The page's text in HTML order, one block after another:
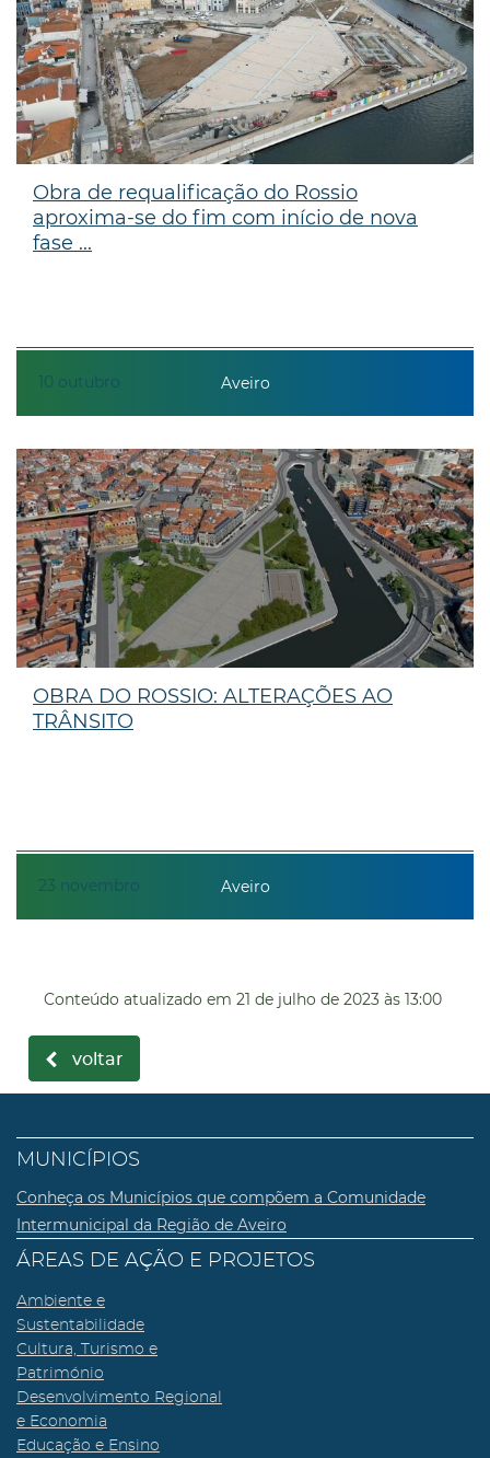
10 outubro
Obra de requalificação do Rossio
aproxima-se do fim com início de nova
fase ...
Aveiro
23 novembro
OBRA DO ROSSIO: ALTERAÇÕES AO
TRÂNSITO
Aveiro
Conteúdo atualizado em 21 de julho de 2023 às 13:00
voltar
MUNICÍPIOS
Conheça os Municípios que compõem a Comunidade
Intermunicipal da Região de Aveiro
ÁREAS DE AÇÃO E PROJETOS
Ambiente e
Sustentabilidade
Cultura, Turismo e
Património
Desenvolvimento Regional
e Economia
Educação e Ensino